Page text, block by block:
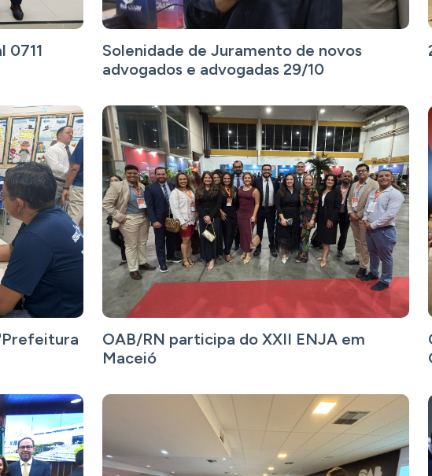
0711
Solenidade de Juramento de novos
advogados e advogadas 29/10
OAB/RN participa do XXII ENJA em
Maceió